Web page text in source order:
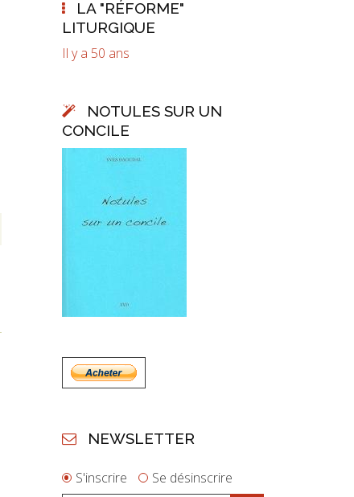
LA "RÉFORME"
LITURGIQUE
Il y a 50 ans
NOTULES SUR UN
CONCILE
NEWSLETTER
S'inscrire Se désinscrire